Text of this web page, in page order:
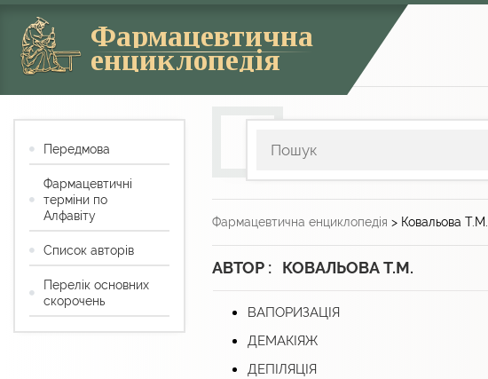
Фармацевтична
енциклопедія
Фармацевтична енциклопедія > Ковальова Т.М.
АВТОР : КОВАЛЬОВА Т.М.
ВАПОРИЗАЦІЯ
ДЕМАКІЯЖ
ДЕПІЛЯЦІЯ
Передмова
Фармацевтичні
терміни по
Алфавіту
Список авторів
Перелік основних
скорочень